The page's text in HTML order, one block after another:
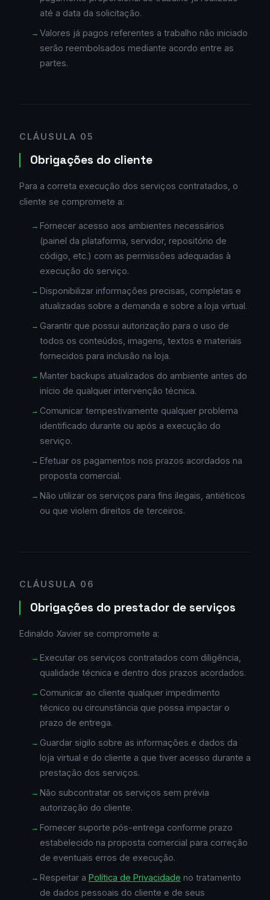
até a data da solicitação.
Valores já pagos referentes a trabalho não iniciado
serão reembolsados mediante acordo entre as
partes.
CLÁUSULA 05
Obrigações do cliente
Para a correta execução dos serviços contratados, o
cliente se compromete a:
Fornecer acesso aos ambientes necessários
(painel da plataforma, servidor, repositório de
código, etc.) com as permissões adequadas à
execução do serviço.
Disponibilizar informações precisas, completas e
atualizadas sobre a demanda e sobre a loja virtual.
Garantir que possui autorização para o uso de
todos os conteúdos, imagens, textos e materiais
fornecidos para inclusão na loja.
Manter backups atualizados do ambiente antes do
início de qualquer intervenção técnica.
Comunicar tempestivamente qualquer problema
identificado durante ou após a execução do
serviço.
Efetuar os pagamentos nos prazos acordados na
proposta comercial.
Não utilizar os serviços para fins ilegais, antiéticos
ou que violem direitos de terceiros.
CLÁUSULA 06
Obrigações do prestador de serviços
Edinaldo Xavier se compromete a:
Executar os serviços contratados com diligência,
qualidade técnica e dentro dos prazos acordados.
Comunicar ao cliente qualquer impedimento
técnico ou circunstância que possa impactar o
prazo de entrega.
Guardar sigilo sobre as informações e dados da
loja virtual e do cliente a que tiver acesso durante a
prestação dos serviços.
Não subcontratar os serviços sem prévia
autorização do cliente.
Fornecer suporte pós-entrega conforme prazo
estabelecido na proposta comercial para correção
de eventuais erros de execução.
Respeitar a Política de Privacidade no tratamento
de dados pessoais do cliente e de seus